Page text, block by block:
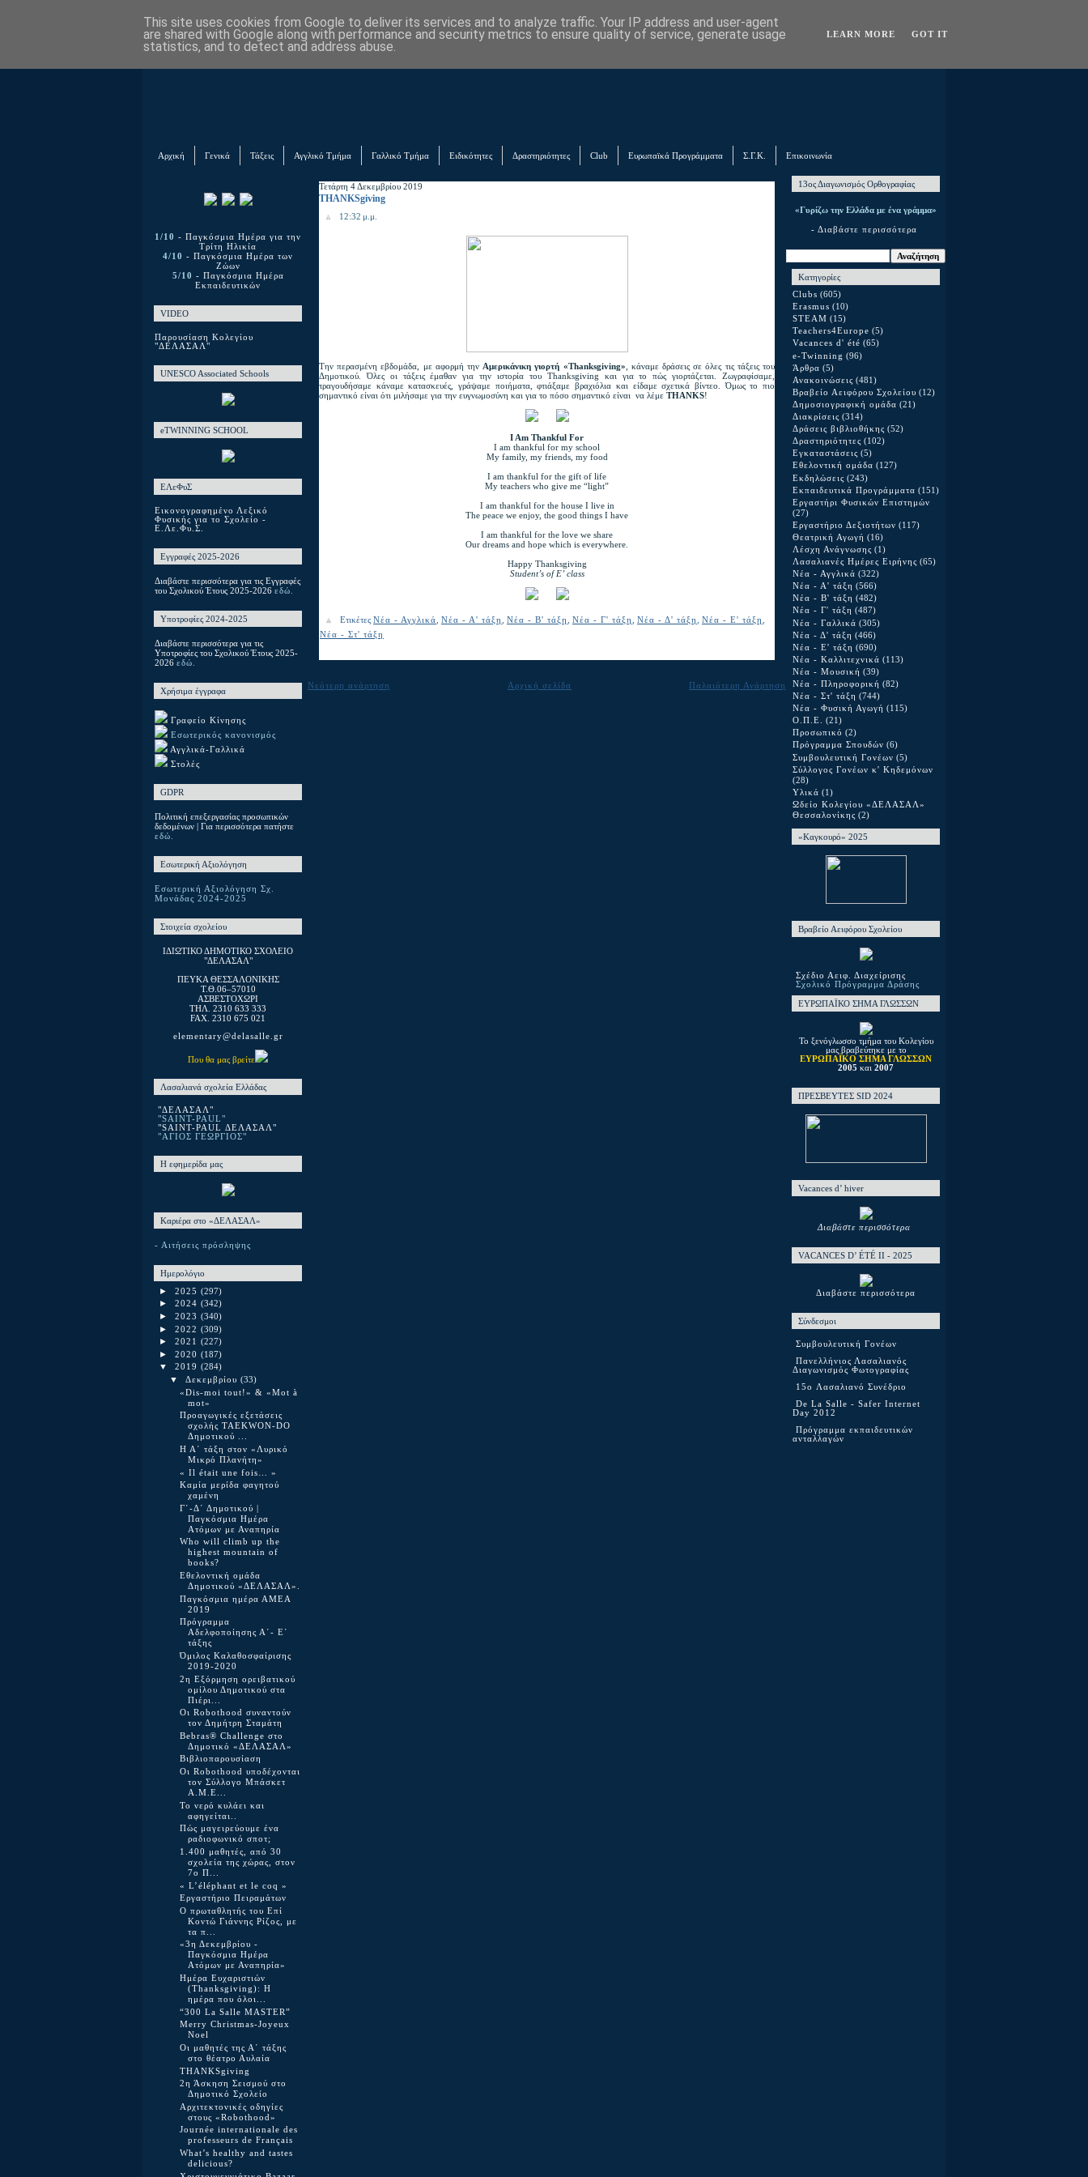
Αρχική Γενικά Τάξεις Αγγλικό Τμήμα Γαλλικό Τμήμα Ειδικότητες Δραστηριότητες Club Ευρωπαϊκά Προγράμματα Σ.Γ.Κ. Επικοινωνία
1/10 - Παγκόσμια Ημέρα για την
Τρίτη Ηλικία
4/10 - Παγκόσμια Ημέρα των
Ζώων
5/10 - Παγκόσμια Ημέρα
Εκπαιδευτικών
VIDEO
Παρουσίαση Κολεγίου
"ΔΕΛΑΣΑΛ"
UNESCO Associated Schools
eTWINNING SCHOOL
ΕΛεΦυΣ
Εικονογραφημένο Λεξικό
Φυσικής για το Σχολείο -
Ε.Λε.Φυ.Σ.
Εγγραφές 2025-2026
Διαβάστε περισσότερα για τις Εγγραφές
του Σχολικού Έτους 2025-2026 εδώ.
Υποτροφίες 2024-2025
Διαβάστε περισσότερα για τις
Υποτροφίες του Σχολικού Έτους 2025-
2026 εδώ.
Χρήσιμα έγγραφα
Γραφείο Κίνησης
Εσωτερικός κανονισμός
Αγγλικά-Γαλλικά
Στολές
GDPR
Πολιτική επεξεργασίας προσωπικών
δεδομένων | Για περισσότερα πατήστε
εδώ.
Εσωτερική Αξιολόγηση
Εσωτερική Αξιολόγηση Σχ.
Μονάδας 2024-2025
Στοιχεία σχολείου
ΙΔΙΩΤΙΚΟ ΔΗΜΟΤΙΚΟ ΣΧΟΛΕΙΟ
"ΔΕΛΑΣΑΛ"
ΠΕΥΚΑ ΘΕΣΣΑΛΟΝΙΚΗΣ
T.Θ.06–57010
ΑΣΒΕΣΤΟΧΩΡΙ
ΤΗΛ. 2310 633 333
FAX. 2310 675 021
elementary@delasalle.gr
Που θα μας βρείτε
Λασαλιανά σχολεία Ελλάδας
"ΔΕΛΑΣΑΛ"
"SAINT-PAUL"
"SAINT-PAUL ΔΕΛΑΣΑΛ"
"ΑΓΙΟΣ ΓΕΩΡΓΙΟΣ"
Η εφημερίδα μας
Καριέρα στο «ΔΕΛΑΣΑΛ»
- Αιτήσεις πρόσληψης
Ημερολόγιο
► 2025 (297)
► 2024 (342)
► 2023 (340)
► 2022 (309)
► 2021 (227)
► 2020 (187)
▼ 2019 (284)
▼ Δεκεμβρίου (33)
«Dis-moi tout!» & «Mot à
mot»
Προαγωγικές εξετάσεις
σχολής TAEKWON-DO
Δημοτικού ...
Η Α΄ τάξη στον «Λυρικό
Μικρό Πλανήτη»
« Il était une fois… »
Καμία μερίδα φαγητού
χαμένη
Γ΄-Δ΄ Δημοτικού |
Παγκόσμια Ημέρα
Ατόμων με Αναπηρία
Who will climb up the
highest mountain of
books?
Εθελοντική ομάδα
Δημοτικού «ΔΕΛΑΣΑΛ».
Παγκόσμια ημέρα ΑΜΕΑ
2019
Πρόγραμμα
Αδελφοποίησης Α΄- Ε΄
τάξης
Όμιλος Καλαθοσφαίρισης
2019-2020
2η Εξόρμηση ορειβατικού
ομίλου Δημοτικού στα
Πιέρι...
Οι Robothood συναντούν
τον Δημήτρη Σταμάτη
Bebras® Challenge στο
Δημοτικό «ΔΕΛΑΣΑΛ»
Βιβλιοπαρουσίαση
Οι Robothood υποδέχονται
τον Σύλλογο Μπάσκετ
Α.Μ.Ε...
Το νερό κυλάει και
αφηγείται..
Πώς μαγειρεύουμε ένα
ραδιοφωνικό σποτ;
1.400 μαθητές, από 30
σχολεία της χώρας, στον
7ο Π...
« L’éléphant et le coq »
Εργαστήριο Πειραμάτων
Ο πρωταθλητής του Επί
Κοντώ Γιάννης Ρίζος, με
τα π...
«3η Δεκεμβρίου -
Παγκόσμια Ημέρα
Ατόμων με Αναπηρία»
Ημέρα Ευχαριστιών
(Thanksgiving): Η
ημέρα που όλοι...
“300 La Salle MASTER”
Merry Christmas-Joyeux
Noel
Οι μαθητές της Α΄ τάξης
στο θέατρο Αυλαία
THANKSgiving
2η Άσκηση Σεισμού στο
Δημοτικό Σχολείο
Αρχιτεκτονικές οδηγίες
στους «Robothood»
Journée internationale des
professeurs de Français
What’s healthy and tastes
delicious?
Τετάρτη 4 Δεκεμβρίου 2019
THANKSgiving
12:32 μ.μ.
Την περασμένη εβδομάδα, με αφορμή την Αμερικάνικη γιορτή «Thanksgiving» , κάναμε δράσεις σε όλες τις τάξεις του
Δημοτικού. Όλες οι τάξεις έμαθαν για την ιστορία του Thanksgiving και για το πώς γιορτάζεται. Ζωγραφίσαμε,
τραγουδήσαμε κάναμε κατασκευές, γράψαμε ποιήματα, φτιάξαμε βραχιόλια και είδαμε σχετικά βίντεο. Όμως το πιο
σημαντικό είναι ότι μιλήσαμε για την ευγνωμοσύνη και για το πόσο σημαντικό είναι να λέμε THANKS!
I Am Thankful For
I am thankful for my school
My family, my friends, my food
I am thankful for the gift of life
My teachers who give me “light”
I am thankful for the house I live in
The peace we enjoy, the good things I have
I am thankful for the love we share
Our dreams and hope which is everywhere.
Happy Thanksgiving
Student’s of E’ class
Ετικέτες Νέα - Αγγλικά Νέα - Α' τάξη Νέα - Β' τάξη Νέα - Γ' τάξη Νέα - Δ' τάξη Νέα - Ε' τάξη
Νέα - Στ' τάξη
Νεότερη ανάρτηση Παλαιότερη Ανάρτηση
Αρχική σελίδα
13ος Διαγωνισμός Ορθογραφίας
«Γυρίζω την Ελλάδα με ένα γράμμα»
- Διαβάστε περισσότερα
Κατηγορίες
Clubs (605)
Erasmus (10)
STEAM (15)
Teachers4Europe (5)
Vacances d' été (65)
e-Twinning (96)
Άρθρα (5)
Ανακοινώσεις (481)
Βραβείο Αειφόρου Σχολείου (12)
Δημοσιογραφική ομάδα (21)
Διακρίσεις (314)
Δράσεις βιβλιοθήκης (52)
Δραστηριότητες (102)
Εγκαταστάσεις (5)
Εθελοντική ομάδα (127)
Εκδηλώσεις (243)
Εκπαιδευτικά Προγράμματα (151)
Εργαστήρι Φυσικών Επιστημών
(27)
Εργαστήριο Δεξιοτήτων (117)
Θεατρική Αγωγή (16)
Λέσχη Ανάγνωσης (1)
Λασαλιανές Ημέρες Ειρήνης (65)
Νέα - Αγγλικά (322)
Νέα - Α' τάξη (566)
Νέα - Β' τάξη (482)
Νέα - Γ' τάξη (487)
Νέα - Γαλλικά (305)
Νέα - Δ' τάξη (466)
Νέα - Ε' τάξη (690)
Νέα - Καλλιτεχνικά (113)
Νέα - Μουσική (39)
Νέα - Πληροφορική (82)
Νέα - Στ' τάξη (744)
Νέα - Φυσική Αγωγή (115)
Ο.Π.Ε. (21)
Προσωπικό (2)
Πρόγραμμα Σπουδών (6)
Συμβουλευτική Γονέων (5)
Σύλλογος Γονέων κ' Κηδεμόνων
(28)
Υλικά (1)
Ωδείο Κολεγίου «ΔΕΛΑΣΑΛ»
Θεσσαλονίκης (2)
«Καγκουρό» 2025
Βραβείο Αειφόρου Σχολείου
Σχέδιο Αειφ. Διαχείρισης
Σχολικό Πρόγραμμα Δράσης
ΕΥΡΩΠΑΪΚΟ ΣΗΜΑ ΓΛΩΣΣΩΝ
Το ξενόγλωσσο τμήμα του Κολεγίου
μας βραβεύτηκε με το
ΕΥΡΩΠΑΪΚΟ ΣΗΜΑ ΓΛΩΣΣΩΝ
2005 και 2007
ΠΡΕΣΒΕΥΤΕΣ SID 2024
Vacances d’ hiver
Διαβάστε περισσότερα
VACANCES D’ ÉTÉ ΙΙ - 2025
Διαβάστε περισσότερα
Σύνδεσμοι
Συμβουλευτική Γονέων
Πανελλήνιος Λασαλιανός
Διαγωνισμός Φωτογραφίας
15o Λασαλιανό Συνέδριο
De La Salle - Safer Internet
Day 2012
Πρόγραμμα εκπαιδευτικών
ανταλλαγών
This site uses cookies from Google to deliver its services and to analyze traffic. Your IP address and user-agent
are shared with Google along with performance and security metrics to ensure quality of service, generate usage
statistics, and to detect and address abuse.
LEARN MORE GOT IT